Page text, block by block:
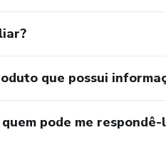
que possui
pode me respondê-